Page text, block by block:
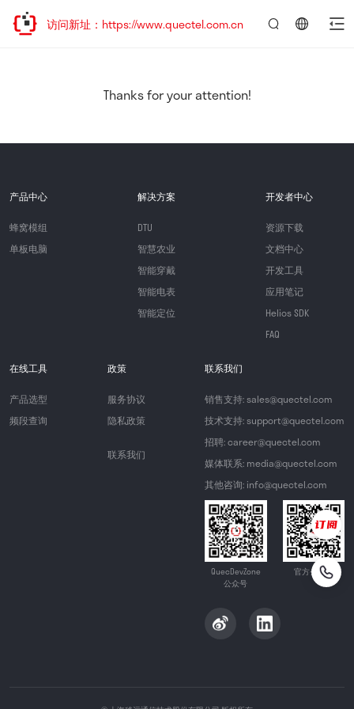
，欢迎访问新址：https://www.quectel.com.cn
Thanks for your attention!
产品中心
蜂窝模组
单板电脑
解决方案
DTU
智慧农业
智能穿戴
智能电表
智能定位
开发者中心
资源下载
文档中心
开发工具
应用笔记
Helios SDK
FAQ
在线工具
产品选型
频段查询
政策
服务协议
隐私政策
联系我们
联系我们
销售支持: sales@quectel.com
技术支持: support@quectel.com
招聘: career@quectel.com
媒体联系: media@quectel.com
其他咨询: info@quectel.com
QuecDevZone
公众号
官方公众号